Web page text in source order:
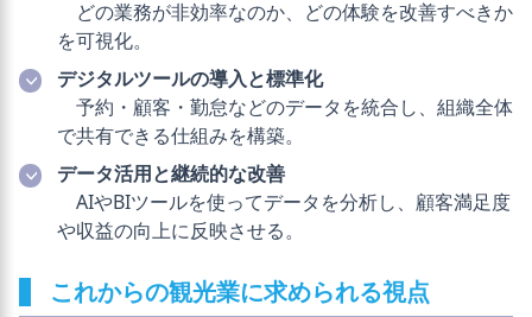
どの業務が非効率なのか、どの体験を改善すべきか
を可視化。
デジタルツールの導入と標準化
予約・顧客・勤怠などのデータを統合し、組織全体
で共有できる仕組みを構築。
データ活用と継続的な改善
AIやBIツールを使ってデータを分析し、顧客満足度
や収益の向上に反映させる。
これからの観光業に求められる視点